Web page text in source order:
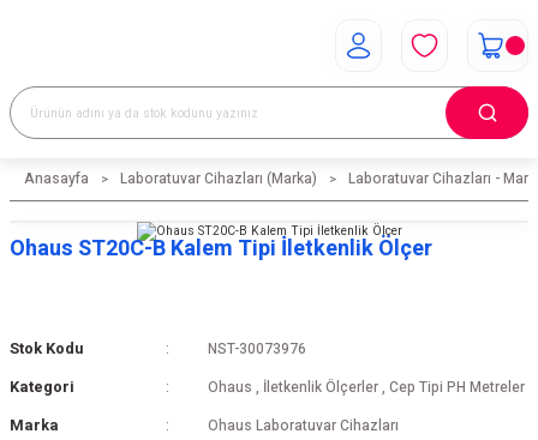
Anasayfa Laboratuvar Cihazları (Marka) Laboratuvar Cihazları -
Ohaus ST20C-B Kalem Tipi İletkenlik Ölçer
Stok Kodu NST-30073976
Kategori Ohaus , İletkenlik Ölçerler , Cep Tipi PH Metreler
Marka Ohaus Laboratuvar Cihazları